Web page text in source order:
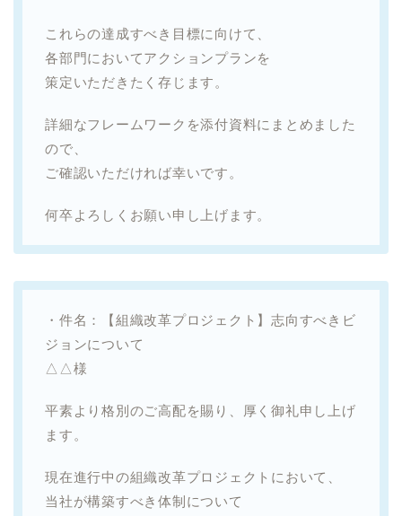
これらの達成すべき目標に向けて、
各部門においてアクションプランを
策定いただきたく存じます。
詳細なフレームワークを添付資料にまとめました
ので、
ご確認いただければ幸いです。
何卒よろしくお願い申し上げます。
・件名：【組織改革プロジェクト】志向すべきビ
ジョンについて
△△様
平素より格別のご高配を賜り、厚く御礼申し上げ
ます。
現在進行中の組織改革プロジェクトにおいて、
当社が構築すべき体制について